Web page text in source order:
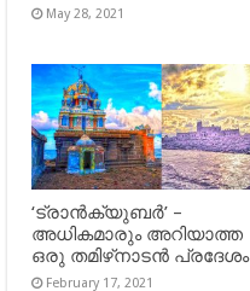
May 28, 2021
‘ട്രാൻക്യുബർ’ –
അധികമാരും അറിയാത്ത
ഒരു തമിഴ്‌നാടൻ പ്രദേശം
February 17, 2021